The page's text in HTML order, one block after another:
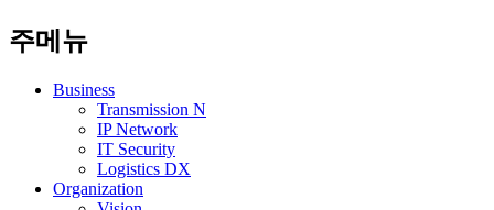
주메뉴
Business
Transmission N
IP Network
IT Security
Logistics DX
Organization